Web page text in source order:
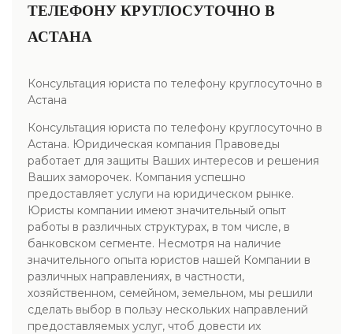
ТЕЛЕФОНУ КРУГЛОСУТОЧНО В
АСТАНА
Консультация юриста по телефону круглосуточно в
Астана
Консультация юриста по телефону круглосуточно в
Астана. Юридическая компания Правоведы
работает для защиты Ваших интересов и решения
Ваших заморочек. Компания успешно
предоставляет услуги на юридическом рынке.
Юристы компании имеют значительный опыт
работы в различных структурах, в том числе, в
банковском сегменте. Несмотря на наличие
значительного опыта юристов нашей Компании в
различных направлениях, в частности,
хозяйственном, семейном, земельном, мы решили
сделать выбор в пользу нескольких направлений
предоставляемых услуг, чтоб довести их